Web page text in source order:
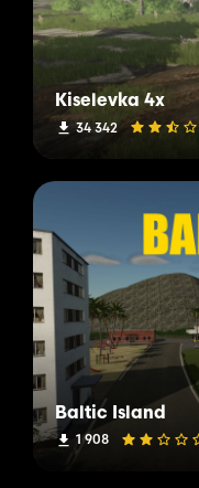
Kiselevka 4x
34 342
Baltic Island
1 908